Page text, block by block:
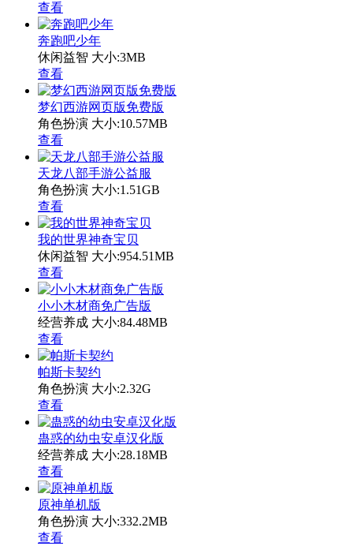
查看
奔跑吧少年
休闲益智 大小:3MB
查看
梦幻西游网页版免费版
角色扮演 大小:10.57MB
查看
天龙八部手游公益服
角色扮演 大小:1.51GB
查看
我的世界神奇宝贝
休闲益智 大小:954.51MB
查看
小小木材商免广告版
经营养成 大小:84.48MB
查看
帕斯卡契约
角色扮演 大小:2.32G
查看
蛊惑的幼虫安卓汉化版
经营养成 大小:28.18MB
查看
原神单机版
角色扮演 大小:332.2MB
查看